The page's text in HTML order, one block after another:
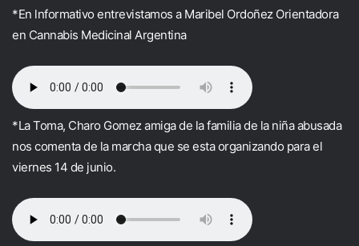
*En lnformativo entrevistamos a Maribel Ordoñez Orientadora
en Cannabis Medicinal Argentina
*La Toma, Charo Gomez amiga de la familia de la niña abusada
nos comenta de la marcha que se esta organizando para el
viernes 14 de junio.